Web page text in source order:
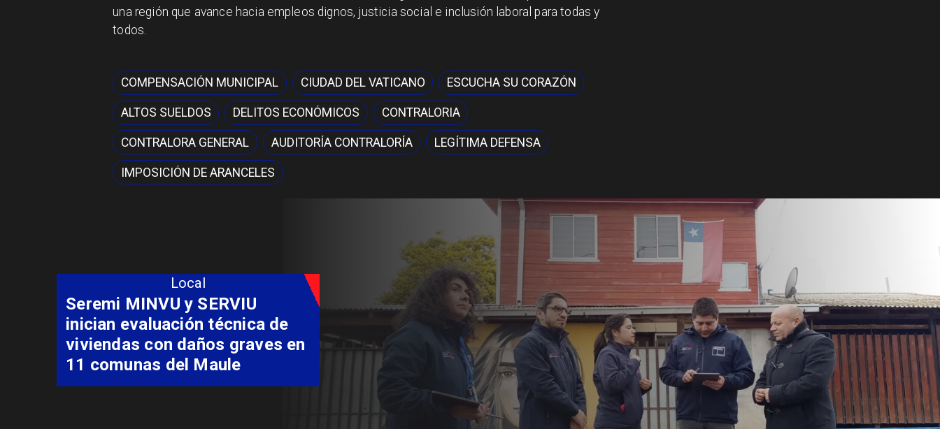
una región que avance hacia empleos dignos, justicia social e inclusión laboral para todas y
todos.
COMPENSACIÓN MUNICIPAL CIUDAD DEL VATICANO ESCUCHA SU CORAZÓN
ALTOS SUELDOS DELITOS ECONÓMICOS CONTRALORIA
CONTRALORA GENERAL AUDITORÍA CONTRALORÍA LEGÍTIMA DEFENSA
IMPOSICIÓN DE ARANCELES
Local
Fondo Orasmi entrega apoyo a
familia de Romeral para
costear alimentación
especializada de niño con
Síndrome de Intestino Corto